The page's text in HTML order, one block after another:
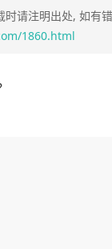
请注明出处, 如有
1860.html